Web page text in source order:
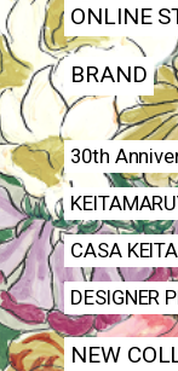
ONLINE
BRAND
30th
CASA KEITA
DESIGNER
NEW